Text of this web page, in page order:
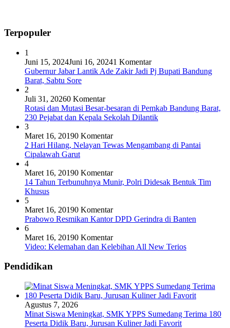
Terpopuler
1
Juni 15, 2024Juni 16, 20241 Komentar
Gubernur Jabar Lantik Ade Zakir Jadi Pj Bupati Bandung
Barat, Sabtu Sore
2
Juli 31, 20260 Komentar
Rotasi dan Mutasi Besar-besaran di Pemkab Bandung Barat,
230 Pejabat dan Kepala Sekolah Dilantik
3
Maret 16, 20190 Komentar
2 Hari Hilang, Nelayan Tewas Mengambang di Pantai
Cipalawah Garut
4
Maret 16, 20190 Komentar
14 Tahun Terbunuhnya Munir, Polri Didesak Bentuk Tim
Khusus
5
Maret 16, 20190 Komentar
Prabowo Resmikan Kantor DPD Gerindra di Banten
6
Maret 16, 20190 Komentar
Video: Kelemahan dan Kelebihan All New Terios
Pendidikan
Agustus 7, 2026
Minat Siswa Meningkat, SMK YPPS Sumedang Terima 180
Peserta Didik Baru, Jurusan Kuliner Jadi Favorit